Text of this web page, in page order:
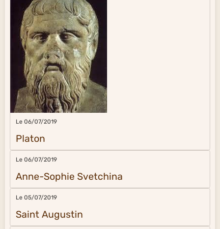
Le 06/07/2019
Platon
Le 06/07/2019
Anne-Sophie Svetchina
Le 05/07/2019
Saint Augustin